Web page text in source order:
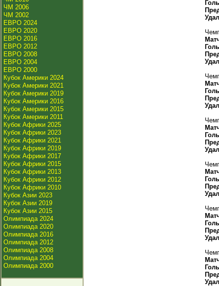
ЧМ 2006
ЧМ 2002
ЕВРО 2024
ЕВРО 2020
ЕВРО 2016
ЕВРО 2012
ЕВРО 2008
ЕВРО 2004
ЕВРО 2000
Кубок Америки 2024
Кубок Америки 2021
Кубок Америки 2019
Кубок Америки 2016
Кубок Америки 2015
Кубок Америки 2011
Кубок Африки 2025
Кубок Африки 2023
Кубок Африки 2021
Кубок Африки 2019
Кубок Африки 2017
Кубок Африки 2015
Кубок Африки 2013
Кубок Африки 2012
Кубок Африки 2010
Кубок Азии 2023
Кубок Азии 2019
Кубок Азии 2015
Олимпиада 2024
Олимпиада 2020
Олимпиада 2016
Олимпиада 2012
Олимпиада 2008
Олимпиада 2004
Олимпиада 2000